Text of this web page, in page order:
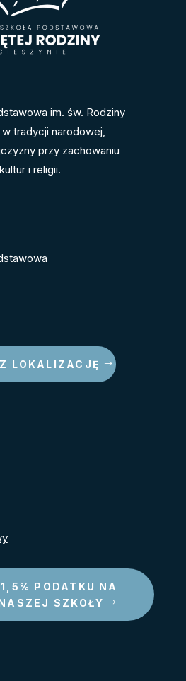
im. św. Rodziny
tradycji narodowej,
przy zachowaniu
i religii.
LOKALIZACJĘ
PODATKU NA
SZKOŁY